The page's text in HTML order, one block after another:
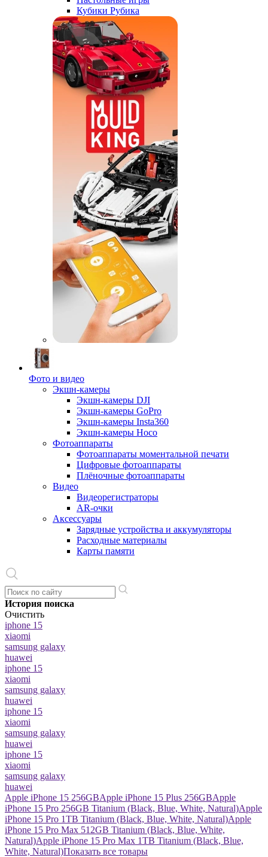
Кубики Рубика
Фото и видео
Экшн-камеры
Экшн-камеры DJI
Экшн-камеры GoPro
Экшн-камеры Insta360
Экшн-камеры Hoco
Фотоаппараты
Фотоаппараты моментальной печати
Цифровые фотоаппараты
Плёночные фотоаппараты
Видео
Видеорегистраторы
AR-очки
Аксессуары
Зарядные устройства и аккумуляторы
Расходные материалы
Карты памяти
История поиска
Очистить
iphone 15
xiaomi
samsung galaxy
huawei
iphone 15
xiaomi
samsung galaxy
huawei
iphone 15
xiaomi
samsung galaxy
huawei
iphone 15
xiaomi
samsung galaxy
huawei
Apple iPhone 15 256GBApple iPhone 15 Plus 256GBApple
iPhone 15 Pro 256GB Titanium (Black, Blue, White, Natural)Apple
iPhone 15 Pro 1TB Titanium (Black, Blue, White, Natural)Apple
iPhone 15 Pro Max 512GB Titanium (Black, Blue, White,
Natural)Apple iPhone 15 Pro Max 1TB Titanium (Black, Blue,
White, Natural)Показать все товары